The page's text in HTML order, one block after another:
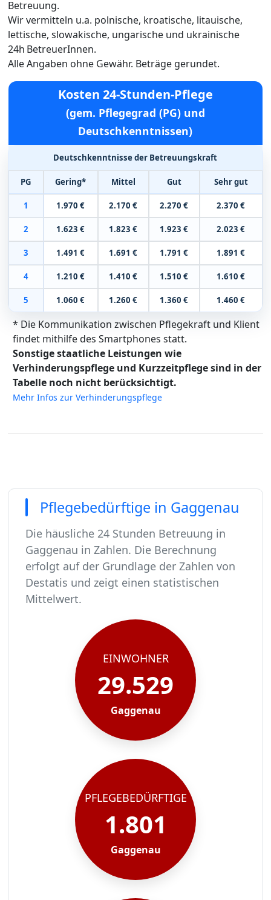
Betreuung.
Wir vermitteln u.a. polnische, kroatische, litauische,
lettische, slowakische, ungarische und ukrainische
24h BetreuerInnen.
Alle Angaben ohne Gewähr. Beträge gerundet.
Kosten 24-Stunden-Pflege
(gem. Pflegegrad (PG) und
Deutschkenntnissen)
Deutschkenntnisse der Betreuungskraft
PG Gering* Mittel Gut Sehr gut
1 1.970 € 2.170 € 2.270 € 2.370 €
2 1.623 € 1.823 € 1.923 € 2.023 €
3 1.491 € 1.691 € 1.791 € 1.891 €
4 1.210 € 1.410 € 1.510 € 1.610 €
5 1.060 € 1.260 € 1.360 € 1.460 €
* Die Kommunikation zwischen Pflegekraft und Klient
findet mithilfe des Smartphones statt.
Sonstige staatliche Leistungen wie
Verhinderungspflege und Kurzzeitpflege sind in der
Tabelle noch nicht berücksichtigt.
Mehr Infos zur Verhinderungspflege
Pflegebedürftige in Gaggenau
Die häusliche 24 Stunden Betreuung in
Gaggenau in Zahlen. Die Berechnung
erfolgt auf der Grundlage der Zahlen von
Destatis und zeigt einen statistischen
Mittelwert.
In Gaggenau leben rund 29529 Menschen.
Von diesen 29529 Einwohnern sind rund 1801
Ca. 288 dieser pflegebedürftigen Menschen
Der Großteil der Pflegebedürftigen in
EINWOHNER
29.529
Gaggenau
PFLEGEBEDÜRFTIGE
1.801
Gaggenau